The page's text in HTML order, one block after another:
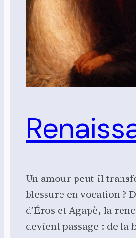
Un amour peut-il
blessure en vocation ?
d’Éros et Agapè, la
devient passage : de